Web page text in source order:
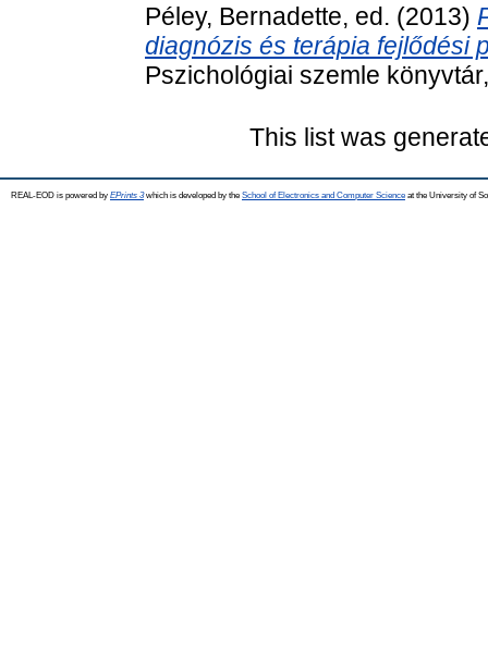
Péley, Bernadette, ed. (2013)
diagnózis és terápia fejlődési
Pszichológiai szemle
This list was
REAL-EOD is powered by EPrints 3which is developed by the School of Electronics and Computer Science at the University of